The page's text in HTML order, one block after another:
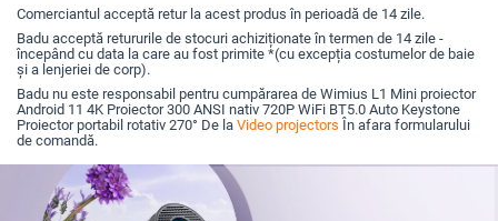
Comerciantul acceptă retur la acest produs în perioadă de 14 zile.
Badu acceptă retururile de stocuri achiziționate în termen de 14 zile -
începând cu data la care au fost primite *(cu excepția costumelor de baie
și a lenjeriei de corp).
Badu nu este responsabil pentru cumpărarea de Wimius L1 Mini proiector
Android 11 4K Proiector 300 ANSI nativ 720P WiFi BT5.0 Auto Keystone
Proiector portabil rotativ 270° De la Video projectors În afara formularului
de comandă.